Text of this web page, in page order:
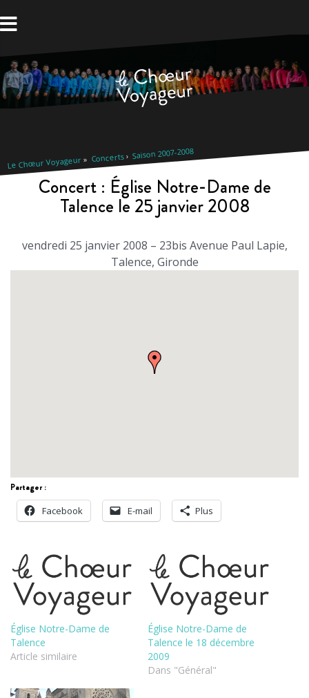
au
Le Chœur Voyageur Concerts Saison 2007-2008
Concert : Église Notre-Dame de
Talence le 25 janvier 2008
vendredi 25 janvier 2008 – 23bis Avenue Paul Lapie,
Talence, Gironde
Partager :
Facebook
E-mail Plus
Église Notre-Dame de
Talence
Article similaire
Église Notre-Dame de
Talence le 18 décembre
2009
Dans "Général"